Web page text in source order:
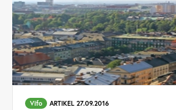
Vifo ARTIKEL 27.09.2016